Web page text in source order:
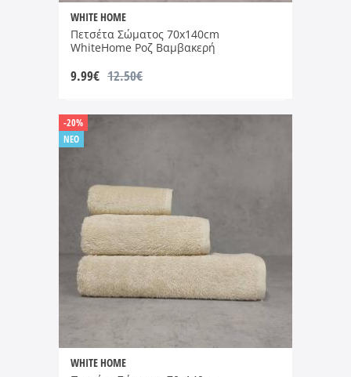
WHITE HOME
Πετσέτα Σώματος 70x140cm
WhiteHome Ροζ Βαμβακερή
9.99€ 12.50€
WHITE HOME
-20%
NEO